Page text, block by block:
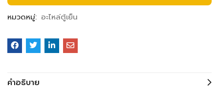
หมวดหมู่: อะไหล่ตู้เย็น
คำอธิบาย